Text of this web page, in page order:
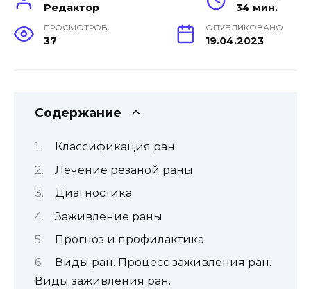
Редактор 34 мин.
ПРОСМОТРОВ
37
ОПУБЛИКОВАНО
19.04.2023
Содержание
Классификация ран
Лечение резаной раны
Диагностика
Заживление раны
Прогноз и профилактика
Виды ран. Процесс заживления ран.
Виды заживления ран.